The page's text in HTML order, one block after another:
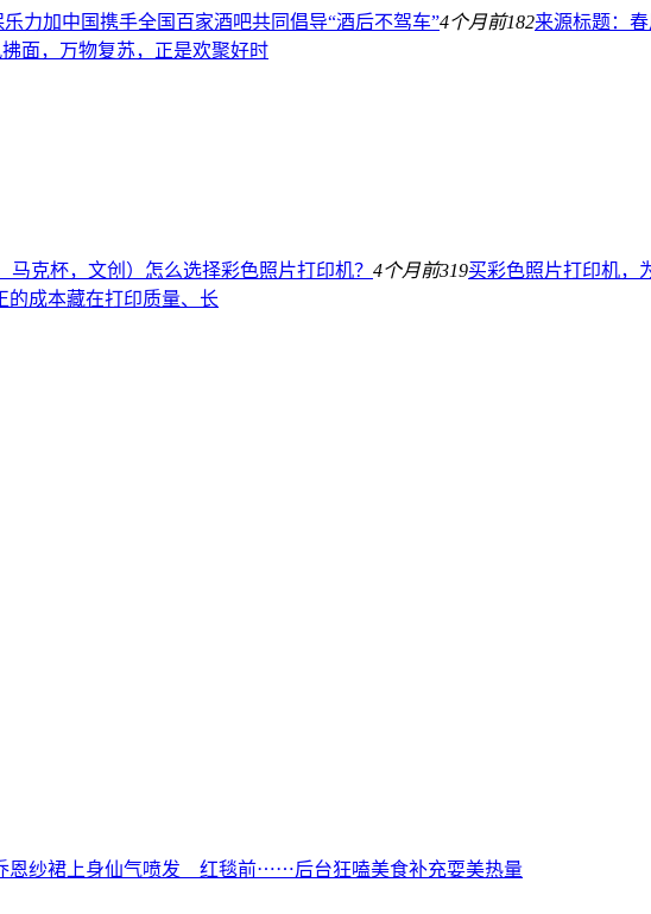
力加中国携手全国百家酒吧共同倡导“酒后不驾车”4个月前182来源标题：
面，万物复苏，正是欢聚好时
克杯，文创）怎么选择彩色照片打印机？ 4个月前319买彩色照片打印机，
成本藏在打印质量、长
恩纱裙上身仙气喷发 红毯前⋯⋯后台狂嗑美食补充耍美热量